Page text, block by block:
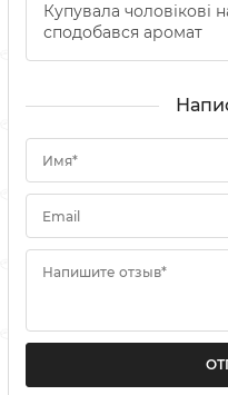
Купувала чоловікові
сподобався аромат
Имя*
Email
Напишите отзыв*